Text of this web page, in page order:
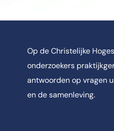
Op de Christelijke
onderzoekers
antwoorden op vragen
en de samenleving.